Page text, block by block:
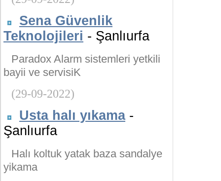
Sena Güvenlik
Teknolojileri - Şanlıurfa
Paradox Alarm sistemleri yetkili
bayii ve servisiK
(29-09-2022)
Usta halı yıkama-
Şanlıurfa
Halı koltuk yatak baza sandalye
yikama